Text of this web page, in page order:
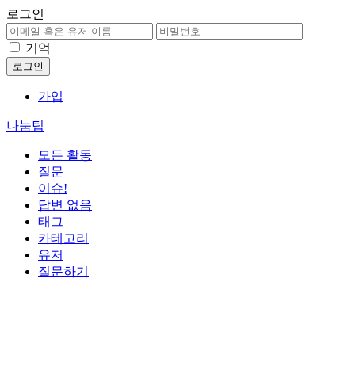
로그인
기억
가입
나눔팁
모든 활동
질문
이슈!
답변 없음
태그
카테고리
유저
질문하기